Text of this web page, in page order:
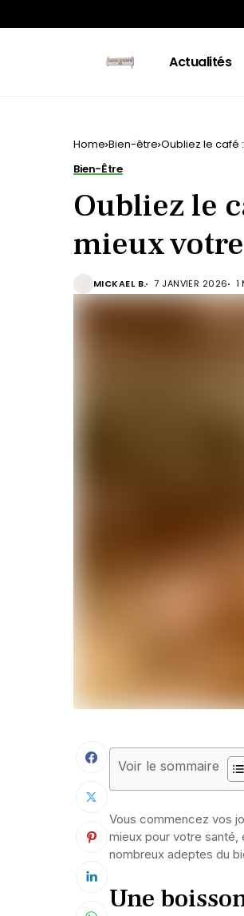
Actualités
Home Bien-être Oubliez le café
Bien-Être
Oubliez le
mieux
MICKAEL B. 7 JANVIER 2026 1
Voir le sommaire
Vous commencez vos
mieux pour votre santé,
nombreux adeptes du
Une